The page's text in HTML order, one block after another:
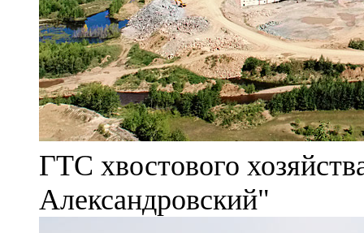
ГТС хвостового
Александровский"